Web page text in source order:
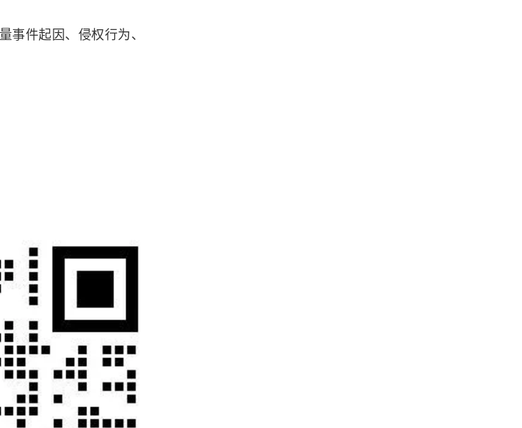
件起因、侵权行为、